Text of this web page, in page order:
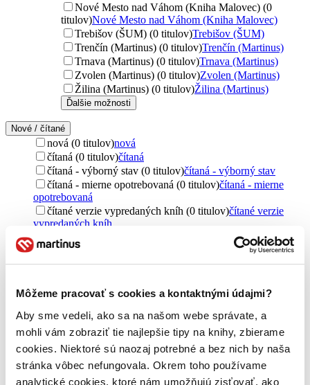
Môžeme pracovať s cookies a kontaktnými údajmi?
Aby sme vedeli, ako sa na našom webe správate, a
mohli vám zobraziť tie najlepšie tipy na knihy, zbierame
cookies. Niektoré sú naozaj potrebné a bez nich by naša
stránka vôbec nefungovala. Okrem toho používame
analytické cookies, ktoré nám umožňujú zisťovať, ako
Nové Mesto nad Váhom (Kniha Malovec) (0
titulov)Nové Mesto nad Váhom (Kniha Malovec)
Trebišov (ŠUM) (0 titulov)Trebišov (ŠUM)
Trenčín (Martinus) (0 titulov)Trenčín (Martinus)
Trnava (Martinus) (0 titulov)Trnava (Martinus)
Zvolen (Martinus) (0 titulov)Zvolen (Martinus)
Žilina (Martinus) (0 titulov)Žilina (Martinus)
Ďalšie možnosti
Nové / čítané
nová (0 titulov)nová
čítaná (0 titulov)čítaná
čítaná - výborný stav (0 titulov)čítaná - výborný stav
čítaná - mierne opotrebovaná (0 titulov)čítaná - mierne
opotrebovaná
čítané verzie vypredaných kníh (0 titulov)čítané verzie
vypredaných kníh
Jazyk
slovenčina (3 tituly)slovenčina3
Téma
rodina (3 tituly)
vzťahy (3 tituly)vzťahy3
láska (3 tituly) láska3
manželstvo (3 tituly)
manželstvo
priateľstvo (3 tituly)priateľstvo3